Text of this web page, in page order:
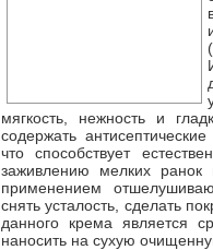
мягкость, нежность и
содержать
что способствует
заживлению мелких
применением
снять усталость, сделать
данного крема является
наносить на сухую